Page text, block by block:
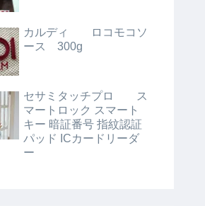
カルディ ロコモコソ
ース 300g
セサミタッチプロ ス
マートロック スマート
キー 暗証番号 指紋認証
パッド ICカードリーダ
ー